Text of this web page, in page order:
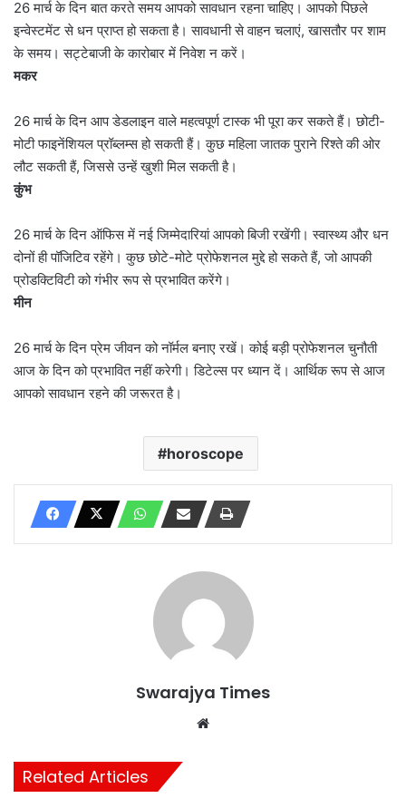
26 मार्च के दिन बात करते समय आपको सावधान रहना चाहिए। आपको पिछले
इन्वेस्टमेंट से धन प्राप्त हो सकता है। सावधानी से वाहन चलाएं, खासतौर पर शाम
के समय। सट्टेबाजी के कारोबार में निवेश न करें।
मकर
26 मार्च के दिन आप डेडलाइन वाले महत्वपूर्ण टास्क भी पूरा कर सकते हैं। छोटी-
मोटी फाइनेंशियल प्रॉब्लम्स हो सकती हैं। कुछ महिला जातक पुराने रिश्ते की ओर
लौट सकती हैं, जिससे उन्हें खुशी मिल सकती है।
कुंभ
26 मार्च के दिन ऑफिस में नई जिम्मेदारियां आपको बिजी रखेंगी। स्वास्थ्य और धन
दोनों ही पॉजिटिव रहेंगे। कुछ छोटे-मोटे प्रोफेशनल मुद्दे हो सकते हैं, जो आपकी
प्रोडक्टिविटी को गंभीर रूप से प्रभावित करेंगे।
मीन
26 मार्च के दिन प्रेम जीवन को नॉर्मल बनाए रखें। कोई बड़ी प्रोफेशनल चुनौती
आज के दिन को प्रभावित नहीं करेगी। डिटेल्स पर ध्यान दें। आर्थिक रूप से आज
आपको सावधान रहने की जरूरत है।
horoscope
Swarajya Times
Related Articles